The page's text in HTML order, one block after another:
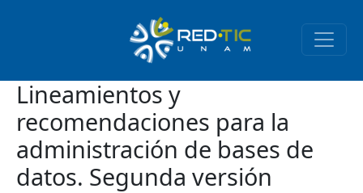
Lineamientos y
recomendaciones para la
administración de bases de
datos. Segunda versión